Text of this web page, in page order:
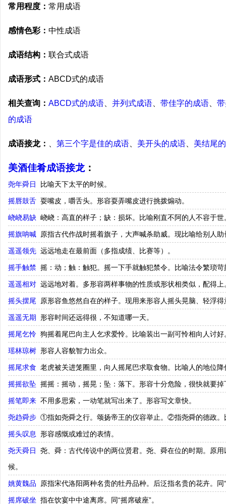
常用程度： 常用成语
感情色彩： 中性成语
成语结构： 联合式成语
成语形式： ABCD式的成语
相关查询： ABCD式的成语 并列式成语 带佳字的成语
的成语
成语接龙： 第三个字是佳的成语 美开头的成语 美结尾
美酒佳肴成语接龙：
尧年舜日 比喻天下太平的时候。
摇唇鼓舌 耍嘴皮，嚼舌头。形容耍弄嘴皮进行挑拨煽动。
峣峣易缺 峣峣：高直的样子；缺：损坏。比喻刚直不阿的人不容于世
摇旗呐喊 原指古代作战时摇着旗子，大声喊杀助威。现比喻给别人助
遥遥领先 远远地走在最前面（多指成绩、比赛等）。
摇手触禁 摇：动；触：触犯。摇一下手就触犯禁令。比喻法令繁琐苛
遥遥相对 远远地对着。多形容两样事物的性质或形状相类似，配得上
摇头摆尾 原形容鱼悠然自在的样子。现用来形容人摇头晃脑、轻浮
遥遥无期 形容时间还远得很，不知道哪一天。
摇尾乞怜 狗摇着尾巴向主人乞求爱怜。比喻装出一副可怜相向人讨好
瑶林琼树 形容人容貌智力出众。
摇尾求食 老虎被关进笼圈里，向人摇尾巴求取食物。比喻人的地位
摇摇欲坠 摇摇：摇动，摇晃；坠：落下。形容十分危险，很快就要
摇笔即来 不用多思索，一动笔就写出来了。形容写文章快。
尧趋舜步 ①指如尧舜之行。颂扬帝王的仪容举止。②指尧舜的德政。
摇头叹息 形容感慨或难过的表情。
尧天舜日
尧、舜：古代传说中的两位贤君。尧、舜在位的时期。原
候。
姚黄魏品 原指宋代洛阳两种名贵的牡丹品种。后泛指名贵的花卉。同
摇席破坐 指在饮宴中中途离席。同“摇席破座”。